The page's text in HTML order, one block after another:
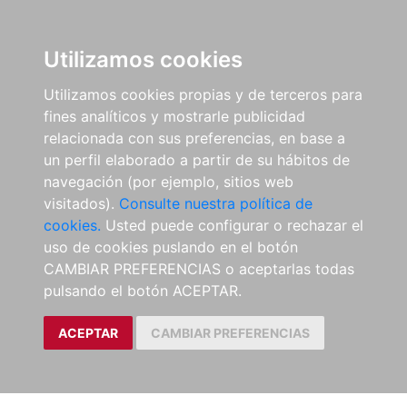
Utilizamos cookies
Utilizamos cookies propias y de terceros para
fines analíticos y mostrarle publicidad
relacionada con sus preferencias, en base a
un perfil elaborado a partir de su hábitos de
navegación (por ejemplo, sitios web
visitados). Consulte nuestra política de
cookies. Usted puede configurar o rechazar el
uso de cookies puslando en el botón
CAMBIAR PREFERENCIAS o aceptarlas todas
pulsando el botón ACEPTAR.
ACEPTAR CAMBIAR PREFERENCIAS